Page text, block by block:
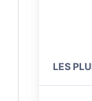
LES